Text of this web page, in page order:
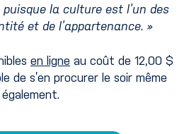
la culture est l’un des
et de l’appartenance. »
en ligne au coût de 12,00 $
de s’en procurer le soir même
également.